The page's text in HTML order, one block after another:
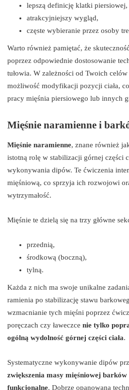
lepszą definicję klatki piersiowej,
atrakcyjniejszy wygląd,
częste wybieranie przez osoby
Warto również pamiętać, że
poprzez odpowiednie dostosowanie
tułowia. W zależności od Twoich
możliwość modyfikacji pozycji ciała,
pracy mięśnia piersiowego lub innych
Mięśnie naramienne i
Mięśnie naramienne, znane również
istotną rolę w stabilizacji górnej części
wykonywania dipów. Te ćwiczenia
mięśniową, co sprzyja ich rozwojowi
wytrzymałość.
Mięśnie te dzielą się na trzy główne
przednią,
środkową (boczną),
tylną.
Każda z nich ma swoje unikalne
ramienia po stabilizację stawu
wzmacnianie tych mięśni poprzez
poręczach czy ławeczce nie tylko
ogólną wydolność górnej części ciała.
Systematyczne wykonywanie dipów
zwiększenia masy mięśniowej
funkcjonalne. Dobrze opanowana